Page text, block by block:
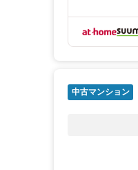
中古マンション